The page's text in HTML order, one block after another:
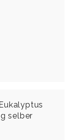
selber